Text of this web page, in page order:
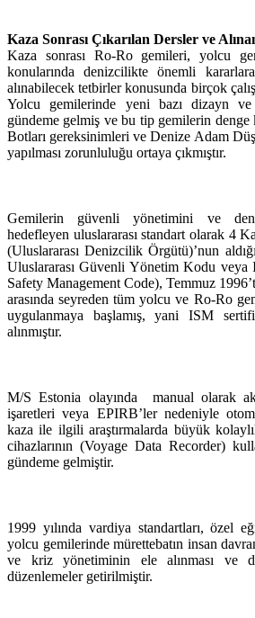
Kaza Sonrası Çıkarılan Dersler ve
Kaza sonrası Ro-Ro gemileri, yolcu
konularında denizcilikte önemli
alınabilecek tetbirler konusunda birçok
Yolcu gemilerinde yeni bazı dizayn ve
gündeme gelmiş ve bu tip gemilerin denge
Botları gereksinimleri ve Denize Adam
yapılması zorunluluğu ortaya çıkmıştır.
Gemilerin güvenli yönetimini ve
hedefleyen uluslararası standart olarak 4
(Uluslararası Denizcilik Örgütü)’nun
Uluslararası Güvenli Yönetim Kodu
Safety Management Code), Temmuz
arasında seyreden tüm yolcu ve Ro-Ro
uygulanmaya başlamış, yani ISM
alınmıştır.
M/S Estonia olayında manual olarak
işaretleri veya EPIRB’ler nedeniyle
kaza ile ilgili araştırmalarda büyük
cihazlarının (Voyage Data Recorder)
gündeme gelmiştir.
1999 yılında vardiya standartları, özel
yolcu gemilerinde mürettebatın insan
ve kriz yönetiminin ele alınması ve
düzenlemeler getirilmiştir.